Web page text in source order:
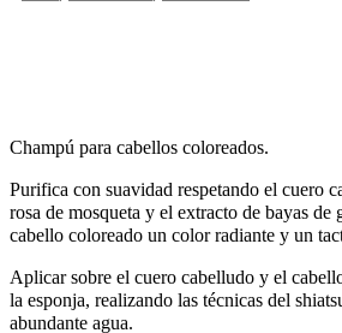
Champú para cabellos coloreados.
Purifica con suavidad respetando el cuero
rosa de mosqueta y el extracto de bayas
cabello coloreado un color radiante y un
Aplicar sobre el cuero cabelludo y el
la esponja, realizando las técnicas del
abundante agua.